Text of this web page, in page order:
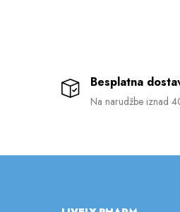
Besplatna
Na narudžbe iznad